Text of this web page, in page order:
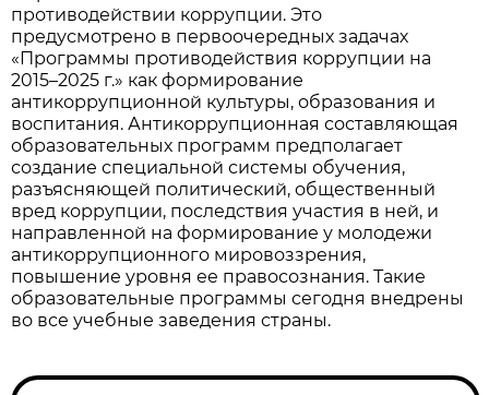
противодействии коррупции. Это
предусмотрено в первоочередных задачах
«Программы противодействия коррупции на
2015–2025 г.» как формирование
антикоррупционной культуры, образования и
воспитания. Антикоррупционная составляющая
образовательных программ предполагает
создание специальной системы обучения,
разъясняющей политический, общественный
вред коррупции, последствия участия в ней, и
направленной на формирование у молодежи
антикоррупционного мировоззрения,
повышение уровня ее правосознания. Такие
образовательные программы сегодня внедрены
во все учебные заведения страны.